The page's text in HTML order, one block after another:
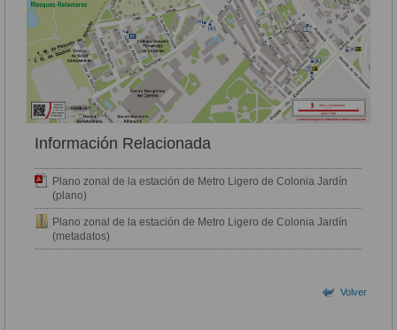
Información Relacionada
Plano zonal de la estación de Metro Ligero de Colonia Jardín
(plano)
Plano zonal de la estación de Metro Ligero de Colonia Jardín
(metadatos)
Volver